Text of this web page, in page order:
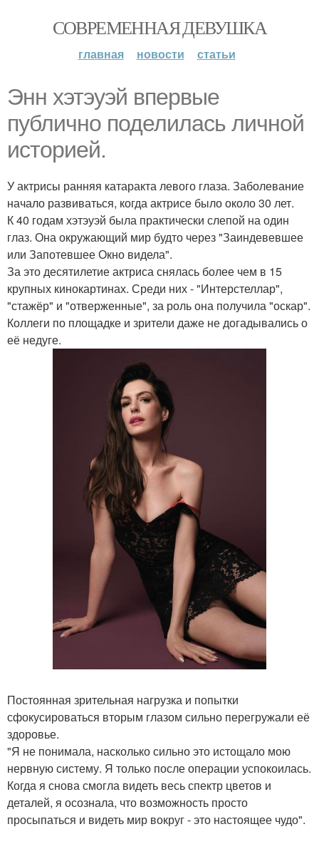
СОВРЕМЕННАЯ ДЕВУШКА
главная новости статьи
Энн хэтэуэй впервые
публично поделилась личной
историей.
У актрисы ранняя катаракта левого глаза. Заболевание
начало развиваться, когда актрисе было около 30 лет.
К 40 годам хэтэуэй была практически слепой на один
глаз. Она окружающий мир будто через "Заиндевевшее
или Запотевшее Окно видела".
За это десятилетие актриса снялась более чем в 15
крупных кинокартинах. Среди них - "Интерстеллар",
"стажёр" и "отверженные", за роль она получила "оскар".
Коллеги по площадке и зрители даже не догадывались о
её недуге.
Постоянная зрительная нагрузка и попытки
сфокусироваться вторым глазом сильно перегружали её
здоровье.
"Я не понимала, насколько сильно это истощало мою
нервную систему. Я только после операции успокоилась.
Когда я снова смогла видеть весь спектр цветов и
деталей, я осознала, что возможность просто
просыпаться и видеть мир вокруг - это настоящее чудо".